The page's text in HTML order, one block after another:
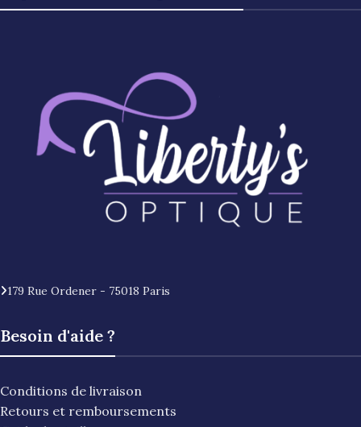
179 Rue Ordener - 75018 Paris
Besoin d'aide ?
Conditions de livraison
Retours et remboursements